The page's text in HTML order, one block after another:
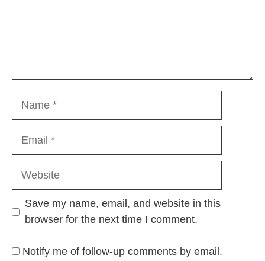
Website
Save my name, email, and website in this
browser for the next time I comment.
Notify me of follow-up comments by email.